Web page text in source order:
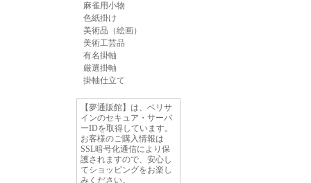
麻雀用小物
色紙掛け
美術品（絵画）
美術工芸品
有名掛軸
厳選掛軸
掛軸仕立て
【夢通販館】は、ベリサ
インのセキュア・サーバ
ーIDを取得しています。
お客様のご購入情報は
SSL暗号化通信により保
護されますので、安心し
てショッピングをお楽し
みください。